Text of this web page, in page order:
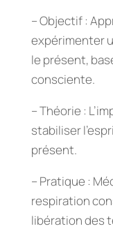
– Objectif :
expérimenter
le présent,
consciente.
– Théorie :
stabiliser
présent.
– Pratique :
respiration
libération des